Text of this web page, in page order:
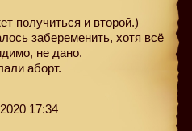
получиться и второй.)
забеременить, хотя всё
не дано.
аборт.
17:34